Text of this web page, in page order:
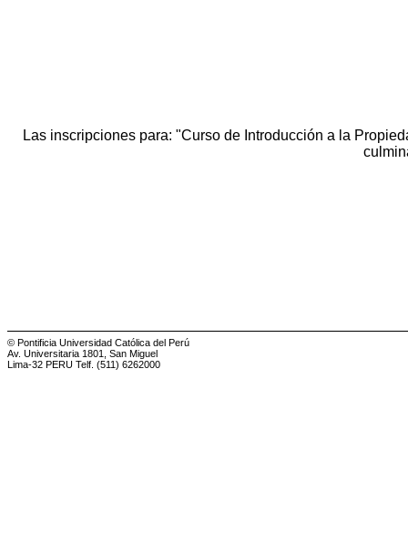
Las inscripciones para: "Curso de Introducción a la
© Pontificia Universidad Católica del Perú
Av. Universitaria 1801, San Miguel
Lima-32 PERU Telf. (511) 6262000